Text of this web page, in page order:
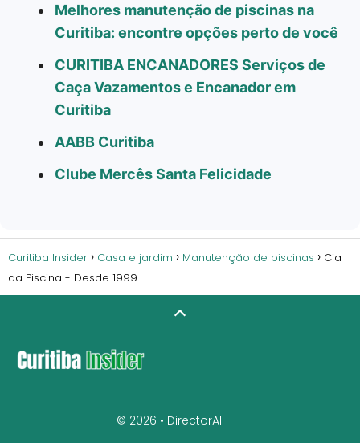
Melhores manutenção de piscinas na
Curitiba: encontre opções perto de você
CURITIBA ENCANADORES Serviços de
Caça Vazamentos e Encanador em
Curitiba
AABB Curitiba
Clube Mercês Santa Felicidade
Curitiba Insider Casa e jardim Manutenção de piscinas
Cia
da Piscina - Desde 1999
© 2026 • DirectorAI